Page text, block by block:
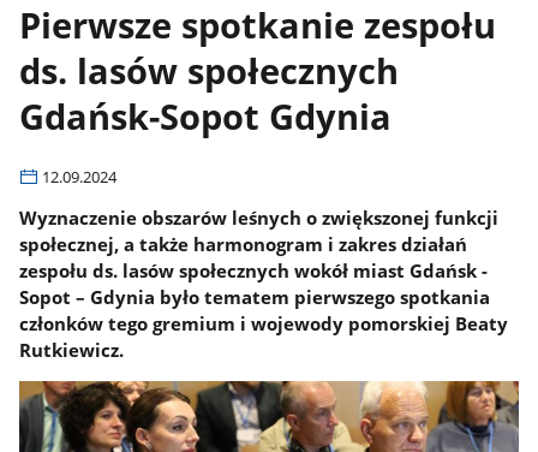
Pierwsze spotkanie zespołu
ds. lasów społecznych
Gdańsk-Sopot Gdynia
12.09.2024
Wyznaczenie obszarów leśnych o zwiększonej funkcji
społecznej, a także harmonogram i zakres działań
zespołu ds. lasów społecznych wokół miast Gdańsk -
Sopot – Gdynia było tematem pierwszego spotkania
członków tego gremium i wojewody pomorskiej Beaty
Rutkiewicz.